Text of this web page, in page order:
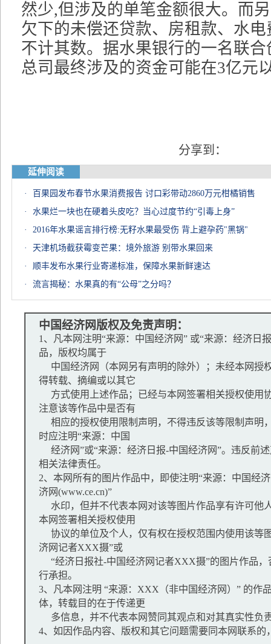
然少,但涉及的单笔金额很大。而
欠下的未偿还贷款、房租款、水
不计其数。据水果银行的一名联
总司最终涉及的资金可能在3亿元
分享到：
延伸阅读
·
百果园发布春节水果消费报告 讨口彩带动2860万元柑橘销售
·
水果烂一块也在硬着头皮吃？当心过度节约“引毒上身”
·
2016年水果谣言排行榜:无籽水果最受伤 背上避孕药"黑锅"
·
天津机场截获霉变芒果：境外旅游 别带水果回来
·
顺丰发布水果行业寄递标准，保障水果新鲜速达
·
流言揭秘：水果真的有“公母”之分吗？
中国经济网版权及免责声明：
1、凡本网注明“来源：中国经济网” 或“来源：经济日
品，版权均属于
中国经济网（本网另有声明的除外）；未经本网授
得转载、摘编或以其它
方式使用上述作品；已经与本网签署相关授权使用
注意该等作品中是否有
相应的授权使用限制声明，不得违反该等限制声明
时应注明“来源：中国
经济网”或“来源：经济日报-中国经济网”。违反前
相关法律责任。
2、本网所有的图片作品中，即使注明“来源：中国经
济网(www.ce.cn)”
水印，但并不代表本网对该等图片作品享有许可他
本网签署相关授权使用
协议的单位及个人，仅有权在授权范围内使用该等
济网记者XXX摄”或
“经济日报社-中国经济网记者XXX摄”的图片作品，
行承担。
3、凡本网注明 “来源：XXX（非中国经济网）” 的作
体，转载目的在于传递更
多信息，并不代表本网赞同其观点和对其真实性负
4、如因作品内容、版权和其它问题需要同本网联系的